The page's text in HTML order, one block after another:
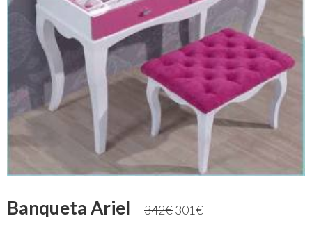
Banqueta Ariel 342€301€